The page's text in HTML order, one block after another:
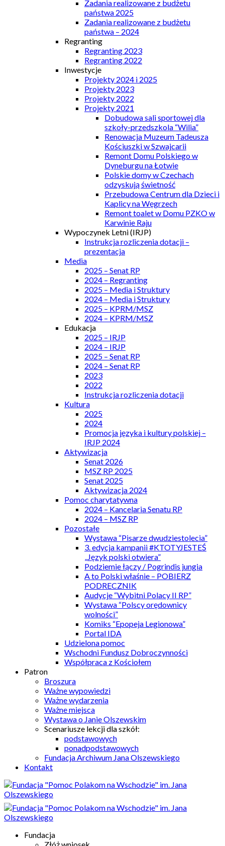
Zadania realizowane z budżetu
państwa 2025
Zadania realizowane z budżetu
państwa – 2024
Regranting
Regranting 2023
Regranting 2022
Inwestycje
Projekty 2024 i 2025
Projekty 2023
Projekty 2022
Projekty 2021
Dobudowa sali sportowej dla
szkoły-przedszkola “Wilia”
Renowacja Muzeum Tadeusza
Kościuszki w Szwajcarii
Remont Domu Polskiego w
Dyneburgu na Łotwie
Polskie domy w Czechach
odzyskują świetność
Przebudowa Centrum dla Dzieci i
Kaplicy na Węgrzech
Remont toalet w Domu PZKO w
Karwinie Raju
Wypoczynek Letni (IRJP)
Instrukcja rozliczenia dotacji –
prezentacja
Media
2025 – Senat RP
2024 – Regranting
2025 – Media i Struktury
2024 – Media i Struktury
2025 – KPRM/MSZ
2024 – KPRM/MSZ
Edukacja
2025 – IRJP
2024 – IRJP
2025 – Senat RP
2024 – Senat RP
2023
2022
Instrukcja rozliczenia dotacji
Kultura
2025
2024
Promocja języka i kultury polskiej –
IRJP 2024
Aktywizacja
Senat 2026
MSZ RP 2025
Senat 2025
Aktywizacja 2024
Pomoc charytatywna
2024 – Kancelaria Senatu RP
2024 – MSZ RP
Pozostałe
Wystawa “Pisarze dwudziestolecia”
3. edycja kampanii #KTOTYJESTEŚ
„Język polski otwiera”
Podziemie łączy / Pogrindis jungia
A to Polski właśnie – POBIERZ
PODRECZNIK
Audycje “Wybitni Polacy II RP”
Wystawa “Polscy orędownicy
wolności”
Komiks “Epopeja Legionowa”
Portal IDA
Udzielona pomoc
Wschodni Fundusz Dobroczynności
Współpraca z Kościołem
Patron
Broszura
Ważne wypowiedzi
Ważne wydarzenia
Ważne miejsca
Wystawa o Janie Olszewskim
Scenariusze lekcji dla szkół:
podstawowych
ponadpodstawowych
Fundacja Archiwum Jana Olszewskiego
Kontakt
Fundacja